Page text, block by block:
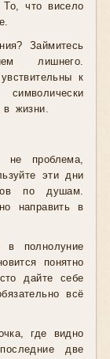
что висело
Займитесь
лишнего.
к
в жизни.
не проблема,
эти дни
по душам.
направить в
в полнолуние
понятно
дайте себе
всё
где видно
две